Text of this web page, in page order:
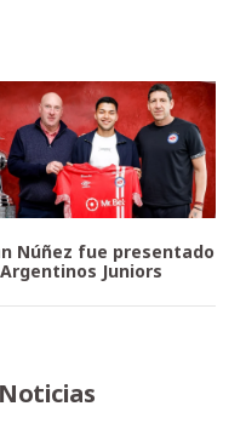
Núñez fue presentado
Juniors